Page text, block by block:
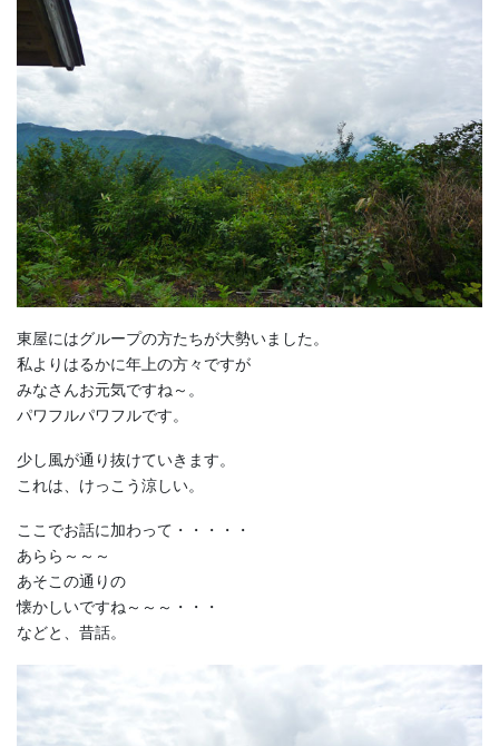
東屋にはグループの方たちが大勢いました。
私よりはるかに年上の方々ですが
みなさんお元気ですね～。
パワフルパワフルです。
少し風が通り抜けていきます。
これは、けっこう涼しい。
ここでお話に加わって・・・・・
あらら～～～
あそこの通りの
懐かしいですね～～～・・・
などと、昔話。